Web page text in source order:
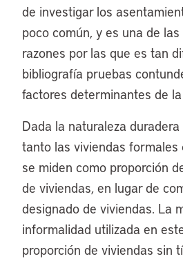
de investigar los
poco común, y es una de
razones por las que es tan
bibliografía pruebas
factores determinantes de
Dada la naturaleza
tanto las viviendas formales
se miden como proporción
de viviendas, en lugar de
designado de viviendas. La
informalidad utilizada en
proporción de viviendas sin